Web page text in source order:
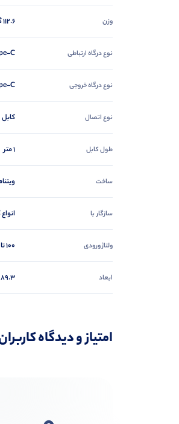
وزن 112.6 گرم
نوع درگاه ارتباطی C
نوع درگاه خروجی C
نوع اتصال کابل
طول کابل 1 متر
ساخت
سازگار با
ولتاژ ورودی 100 تا 240 ولت
ابعاد 89.3 × 30.1 × 53.1 میلی‌متر
امتیاز و دیدگاه